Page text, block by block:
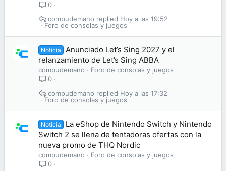
0
Foro de consolas y juegos
Hoy a las 19:52
compudemano
Noticia
Anunciado Let’s Sing 2027 y el
relanzamiento de Let’s Sing ABBA
compudemano
Foro de consolas y juegos
0
Foro de consolas y juegos
Hoy a las 17:32
compudemano
Noticia
La eShop de Nintendo Switch y Nintendo
Switch 2 se llena de tentadoras ofertas con la
nueva promo de THQ Nordic
compudemano
Foro de consolas y juegos
0